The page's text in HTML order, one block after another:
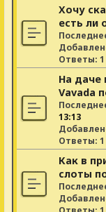
Хочу
есть ли
Ответы: 1
На даче
Vavada
13:13
Ответы: 1
Как в
слоты